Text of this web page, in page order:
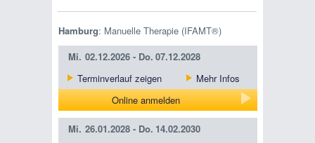
Hamburg: Manuelle Therapie (IFAMT®)
Mi. 02.12.2026 - Do. 07.12.2028
Terminverlauf zeigen
Mehr Infos
Online anmelden
Mi. 26.01.2028 - Do. 14.02.2030